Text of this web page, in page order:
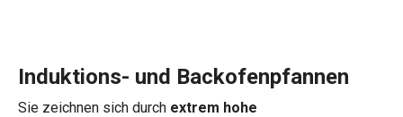
Induktions- und Backofenpfannen
Sie zeichnen sich durch extrem hohe